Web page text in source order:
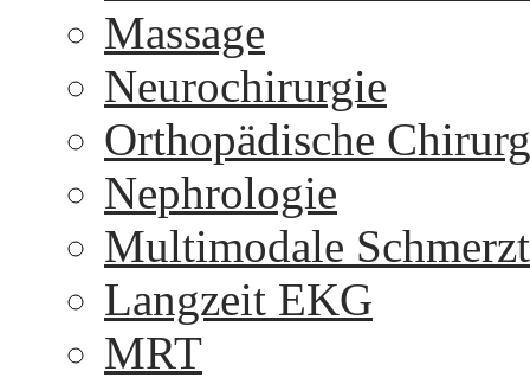
Massage
Neurochirurgie
Orthopädische
Nephrologie
Multimodale
Langzeit EKG
MRT